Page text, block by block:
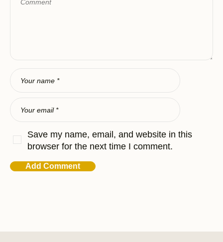
Save my name, email, and website in this
browser for the next time I comment.